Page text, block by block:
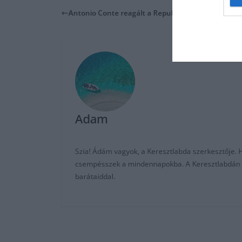
Antonio Conte reagált a Repubblica híreire
Adam
Szia! Ádám vagyok, a Keresztlabda
csempésszek a mindennapokba. A
barátaiddal.